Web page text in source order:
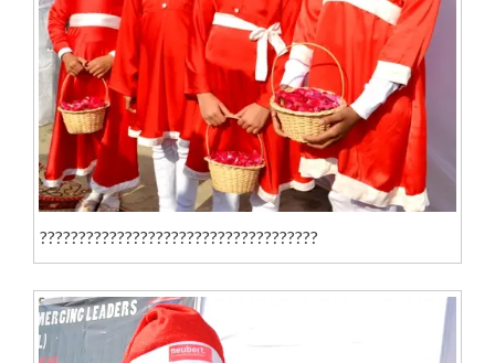
????????????????????????????????????